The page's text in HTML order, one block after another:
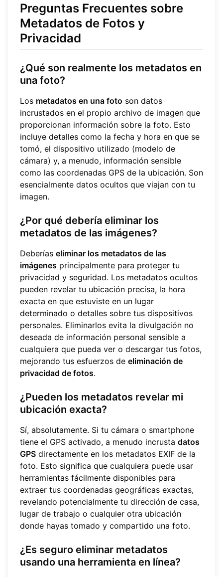
Preguntas Frecuentes sobre
Metadatos de Fotos y
Privacidad
¿Qué son realmente los metadatos en
una foto?
Los metadatos en una foto son datos
incrustados en el propio archivo de imagen que
proporcionan información sobre la foto. Esto
incluye detalles como la fecha y hora en que se
tomó, el dispositivo utilizado (modelo de
cámara) y, a menudo, información sensible
como las coordenadas GPS de la ubicación. Son
esencialmente datos ocultos que viajan con tu
imagen.
¿Por qué debería eliminar los
metadatos de las imágenes?
Deberías eliminar los metadatos de las
imágenes principalmente para proteger tu
privacidad y seguridad. Los metadatos ocultos
pueden revelar tu ubicación precisa, la hora
exacta en que estuviste en un lugar
determinado o detalles sobre tus dispositivos
personales. Eliminarlos evita la divulgación no
deseada de información personal sensible a
cualquiera que pueda ver o descargar tus fotos,
mejorando tus esfuerzos de eliminación de
privacidad de fotos.
¿Pueden los metadatos revelar mi
ubicación exacta?
Sí, absolutamente. Si tu cámara o smartphone
tiene el GPS activado, a menudo incrusta datos
GPS directamente en los metadatos EXIF de la
foto. Esto significa que cualquiera puede usar
herramientas fácilmente disponibles para
extraer tus coordenadas geográficas exactas,
revelando potencialmente tu dirección de casa,
lugar de trabajo o cualquier otra ubicación
donde hayas tomado y compartido una foto.
¿Es seguro eliminar metadatos
usando una herramienta en línea?